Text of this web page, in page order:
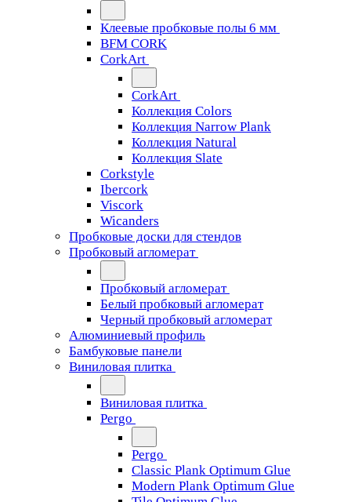
Клеевые пробковые полы 6 мм
BFM CORK
CorkArt
CorkArt
Коллекция Colors
Коллекция Narrow Plank
Коллекция Natural
Коллекция Slate
Corkstyle
Ibercork
Viscork
Wicanders
Пробковые доски для стендов
Пробковый агломерат
Пробковый агломерат
Белый пробковый агломерат
Черный пробковый агломерат
Алюминиевый профиль
Бамбуковые панели
Виниловая плитка
Виниловая плитка
Pergo
Pergo
Classic Plank Optimum Glue
Modern Plank Optimum Glue